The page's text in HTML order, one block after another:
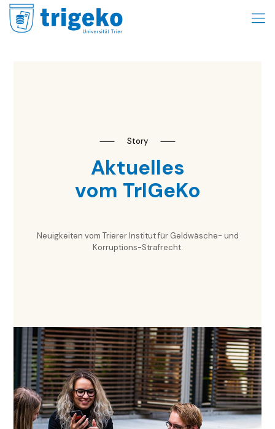
⸺ Story ⸺
Aktuelles
vom TrIGeKo
Neuigkeiten vom Trierer Institut für Geldwäsche- und
Korruptions-Strafrecht.